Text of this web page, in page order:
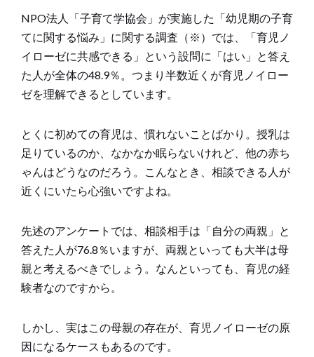
NPO法人「子育て学協会」が実施した「幼児期の子育
てに関する悩み」に関する調査（※）では、「育児ノ
イローゼに共感できる」という設問に「はい」と答え
た人が全体の48.9％。つまり半数近くが育児ノイロー
ゼを理解できるとしています。
とくに初めての育児は、慣れないことばかり。授乳は
足りているのか、なかなか眠らないけれど、他の赤ち
ゃんはどうなのだろう。こんなとき、相談できる人が
近くにいたら心強いですよね。
先述のアンケートでは、相談相手は「自分の両親」と
答えた人が76.8％いますが、両親といっても大半は母
親と考えるべきでしょう。なんといっても、育児の経
験者なのですから。
しかし、実はこの母親の存在が、育児ノイローゼの原
因になるケースもあるのです。